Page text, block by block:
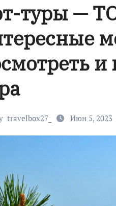
туры —
и
travelbox27_ Июн 5, 2023